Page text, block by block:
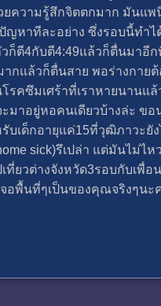
วามรู้สึกจิตตกมาก มันแพ
หาทีละอย่าง ซึ่งรอบนี้ทำไ
ตี4กับตี4:49แล้วก็ตื่นมาอีก
กแล้วก็ตื่นสาย พอร่างกาย
คซึมเศร้าที่เราหายนานแ
มาอยู่หอคนเดียวบ้างล่ะ ข
เด็กอายุแค่15ที่วุฒิภาวะยั
sick)รึเปล่า แต่มันไม่ไ
ยวต่างจังหวัด3รอบกับเพื่อ
พื้นที่ๆเป็นของคุณจริงๆนะ